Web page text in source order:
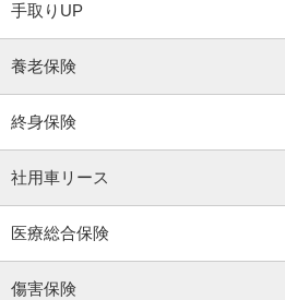
手取りUP
養老保険
終身保険
社用車リース
医療総合保険
傷害保険